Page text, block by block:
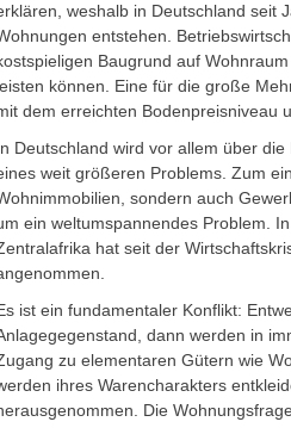
weshalb in Deutschland seit
entstehen.
Baugrund auf
können. Eine für die große
dem erreichten Bodenpreisniveau
Deutschland wird vor allem über
weit größeren Problems. Zum
sondern auch
ein weltumspannendes Problem.
hat seit der
ist ein fundamentaler Konflikt:
dann werden in
zu elementaren Gütern wie
ihres Warencharakters
Die